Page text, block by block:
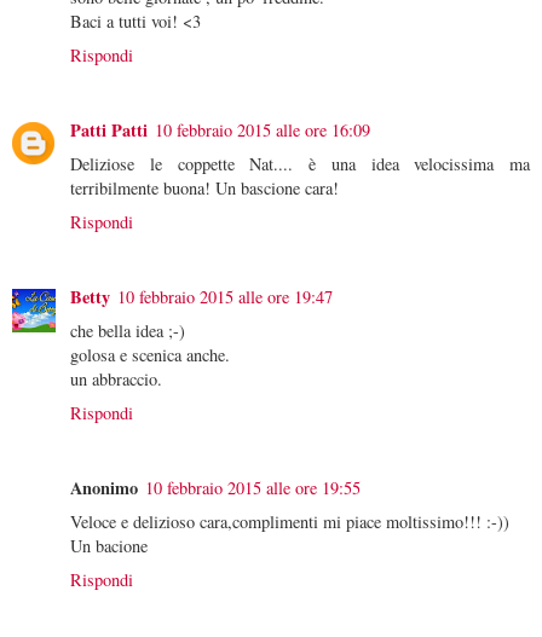
Baci a tutti voi! <3
Rispondi
Patti Patti 10 febbraio 2015 alle ore 16:09
Deliziose le coppette Nat.... è una idea velocissima ma
terribilmente buona! Un bascione cara!
Rispondi
Betty 10 febbraio 2015 alle ore 19:47
che bella idea ;-)
golosa e scenica anche.
un abbraccio.
Rispondi
Anonimo 10 febbraio 2015 alle ore 19:55
Veloce e delizioso cara,complimenti mi piace moltissimo!!! :-))
Un bacione
Rispondi